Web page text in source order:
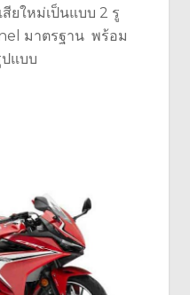
ยใหม่เป็นแบบ 2 รู
มาตรฐาน พร้อม
แบบ